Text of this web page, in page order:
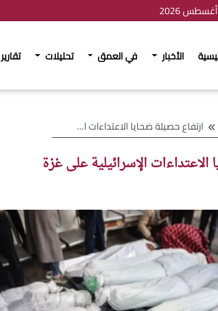
الأخبار في العمق تحليلات تقارير
ارتفاع حصيلة ضحايا الاعتداءات الإسرائيلية على غزة
الإسرائيلية على غزة